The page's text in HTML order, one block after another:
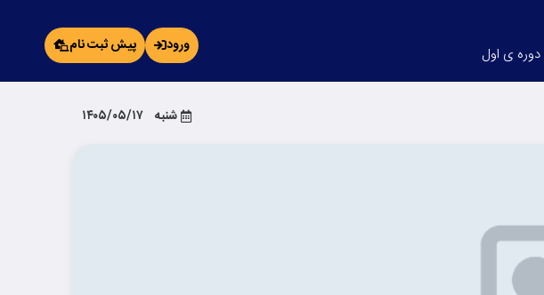
ی اول
ورود پیش ثبت نام
شنبه ۱۴۰۵/۰۵/۱۷